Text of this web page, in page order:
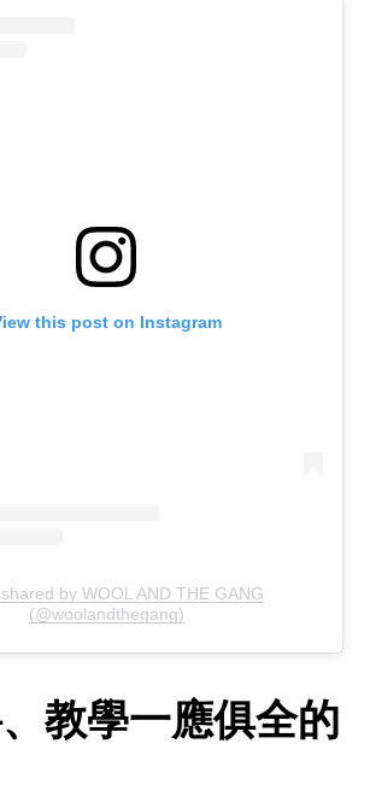
this post on Instagram
by WOOL AND THE GANG
(@woolandthegang)
教學一應俱全的